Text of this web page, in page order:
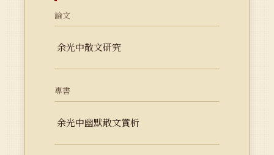
論文
余光中散文研究
專書
余光中幽默散文賞析